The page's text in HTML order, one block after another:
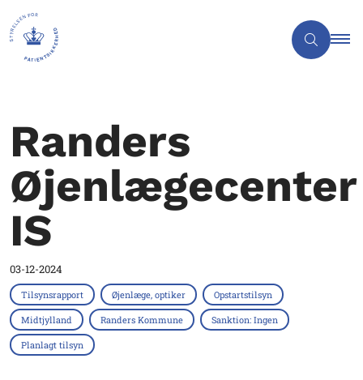
Randers
Øjenlægecenter
IS
03-12-2024
Tilsynsrapport Øjenlæge, optiker Opstartstilsyn
Midtjylland Randers Kommune Sanktion: Ingen
Planlagt tilsyn